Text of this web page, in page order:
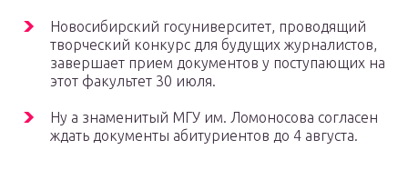
Новосибирский госуниверситет, проводящий
творческий конкурс для будущих журналистов,
завершает прием документов у поступающих на
этот факультет 30 июля.
Ну а знаменитый МГУ им. Ломоносова согласен
ждать документы абитуриентов до 4 августа.